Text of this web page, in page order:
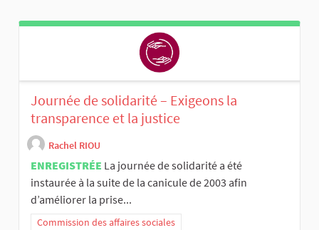
Journée de solidarité – Exigeons la
transparence et la justice
Rachel RIOU
ENREGISTRÉE La journée de solidarité a été
instaurée à la suite de la canicule de 2003 afin
d’améliorer la prise...
Commission des affaires sociales